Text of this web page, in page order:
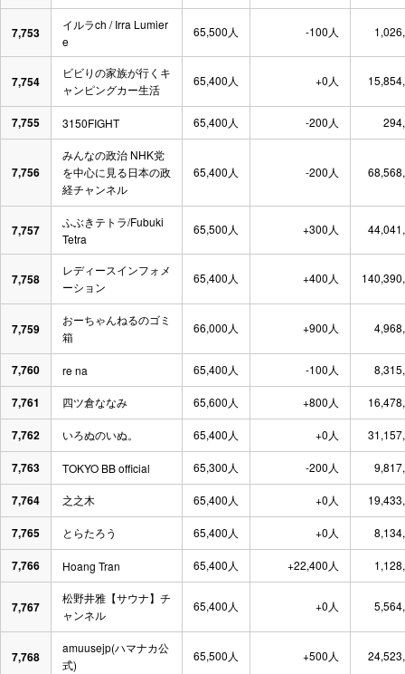
7,753
イルラch / Irra Lumier
e
65,500人 -100人
7,754
ビビりの家族が行くキ
ャンピングカー生活
65,400人 +0人
7,755 3150FIGHT 65,400人 -200人
7,756
みんなの政治 NHK党
を中心に見る日本の政
経チャンネル
65,400人 -200人
7,757
ふぶきテトラ/Fubuki
Tetra
65,500人 +300人
7,758
レディースインフォメ
ーション
65,400人 +400人
7,759
おーちゃんねるのゴミ
箱
66,000人 +900人
7,760 re na 65,400人 -100人
7,761 四ツ倉ななみ 65,600人 +800人
7,762 いろぬのいぬ。 65,400人 +0人
7,763 TOKYO BB official 65,300人 -200人
7,764 之之木 65,400人 +0人
7,765 とらたろう 65,400人 +0人
7,766 Hoang Tran 65,400人 +22,400人
7,767
松野井雅【サウナ】チ
ャンネル
65,400人 +0人
7,768
amuusejp(ハマナカ公
式)
65,500人 +500人